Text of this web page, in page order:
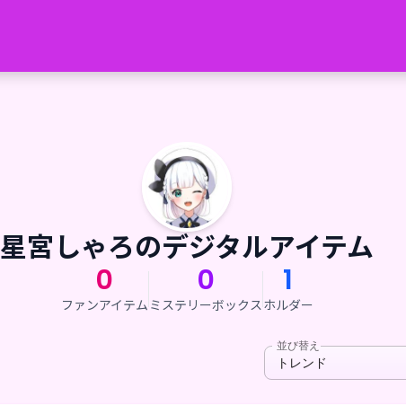
星宮しゃろのデジタルアイテム
0
ファンアイテム
0
ミステリーボックス
1
ホルダー
並び替え
トレンド